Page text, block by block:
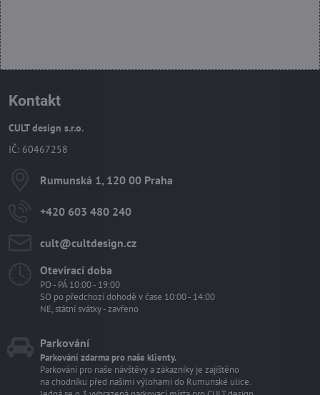
Kontakt
CULT design s.r.o.
IČ: 60467258
Rumunská 1, 120 00 Praha
+420 603 480 240
cult​@cultdesign​.cz
Otevírací doba
PO - PÁ 10:00 - 19:00
SO po předchozí dohodě v čase 10:00 - 14:00
NE, státní svátky - zavřeno
Parkování
Parkování zdarma pro naše klienty.
Parkování pro naše návštěvy a zákazníky je zajištěno
na chodníku před našimi výlohami do Rumunské ulice.